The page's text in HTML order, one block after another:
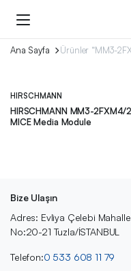
Ana Sayfa Ürünler “MM3-
HIRSCHMANN
HIRSCHMANN MM3-2FXM4/
MICE Media Module
Bize Ulaşın
Adres: Evliya Çelebi
No:20-21 Tuzla/İSTANBUL
Telefon:0 533 608 11 79